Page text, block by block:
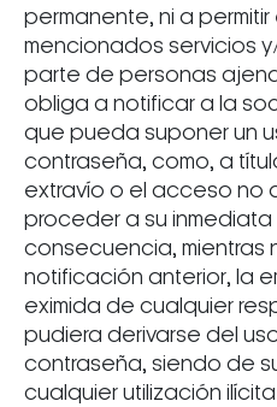
permanente, ni a
mencionados servicios
parte de personas
obliga a notificar a la
que pueda suponer un
contraseña, como, a
extravío o el acceso no
proceder a su inmediata
consecuencia, mientras
notificación anterior, la
eximida de cualquier
pudiera derivarse del
contraseña, siendo de
cualquier utilización